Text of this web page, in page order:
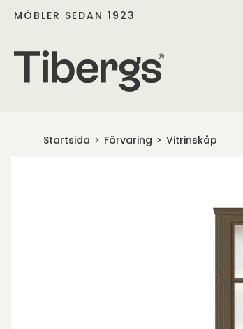
MÖBLER SEDAN 1923
Startsida Förvaring Vitrinskåp